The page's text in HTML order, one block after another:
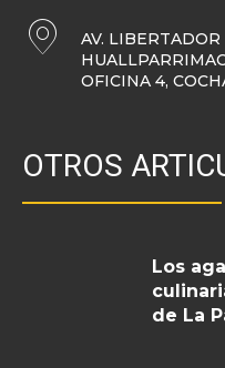
AV. LIBERTADOR
OFICINA 4,
OTROS
Los
de La